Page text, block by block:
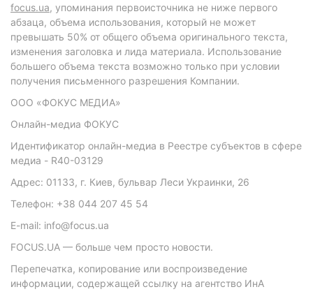
focus.ua, упоминания первоисточника не ниже первого
абзаца, объема использования, который не может
превышать 50% от общего объема оригинального текста,
изменения заголовка и лида материала. Использование
большего объема текста возможно только при условии
получения письменного разрешения Компании.
ООО «ФОКУС МЕДИА»
Онлайн-медиа ФОКУС
Идентификатор онлайн-медиа в Реестре субъектов в сфере
медиа - R40-03129
Адрес: 01133, г. Киев, бульвар Леси Украинки, 26
Телефон: +38 044 207 45 54
E-mail: info@focus.ua
FOCUS.UA — больше чем просто новости.
Перепечатка, копирование или воспроизведение
информации, содержащей ссылку на агентство ИнА